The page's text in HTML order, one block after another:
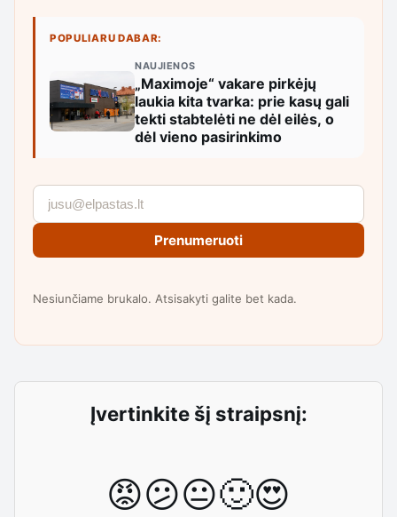
POPULIARU DABAR:
NAUJIENOS
„Maximoje“ vakare pirkėjų
laukia kita tvarka: prie kasų gali
tekti stabtelėti ne dėl eilės, o
dėl vieno pasirinkimo
Prenumeruoti
Nesiunčiame brukalo. Atsisakyti galite bet kada.
Įvertinkite šį straipsnį:
😡😕😐🙂😍